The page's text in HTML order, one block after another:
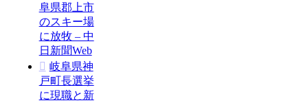
阜県郡上市
のスキー場
に放牧 – 中
日新聞Web
岐阜県神
戸町長選挙
に現職と新